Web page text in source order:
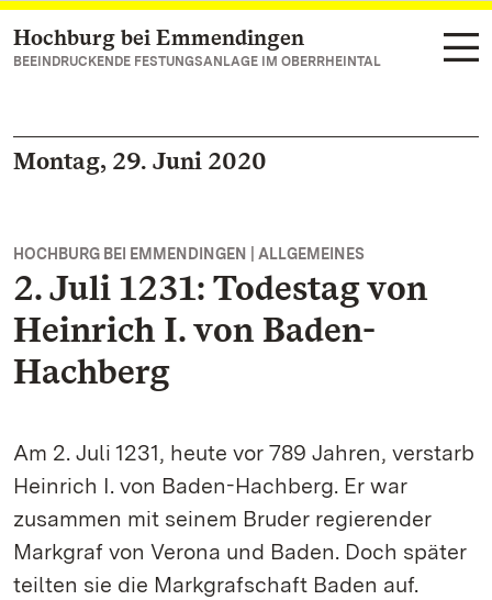
Zum Hauptinhalt springen
Hochburg bei Emmendingen
BEEINDRUCKENDE FESTUNGSANLAGE IM OBERRHEINTAL
Montag, 29. Juni 2020
HOCHBURG BEI EMMENDINGEN | ALLGEMEINES
2. Juli 1231: Todestag von
Heinrich I. von Baden-
Hachberg
Am 2. Juli 1231, heute vor 789 Jahren, verstarb
Heinrich I. von Baden-Hachberg. Er war
zusammen mit seinem Bruder regierender
Markgraf von Verona und Baden. Doch später
teilten sie die Markgrafschaft Baden auf.